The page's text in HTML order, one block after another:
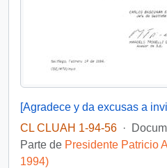
CL CLUAH 1-94-56 ·
Parte de Presidente Patricio
1994)